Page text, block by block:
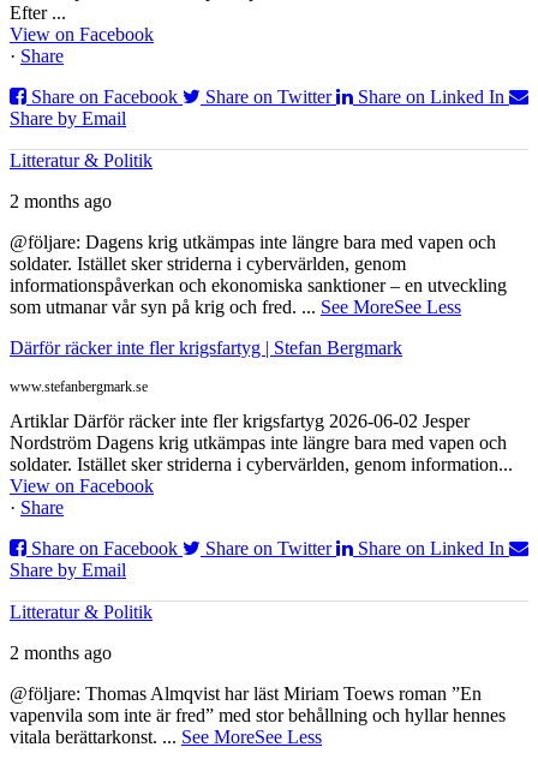
Efter ...
View on Facebook
· Share
Share on Facebook
Share on Twitter
Share on Linked In
Share by Email
Litteratur & Politik
2 months ago
@följare: Dagens krig utkämpas inte längre bara med vapen och
soldater. Istället sker striderna i cybervärlden, genom
informationspåverkan och ekonomiska sanktioner – en utveckling
som utmanar vår syn på krig och fred. ... See MoreSee Less
Därför räcker inte fler krigsfartyg | Stefan Bergmark
www.stefanbergmark.se
Artiklar Därför räcker inte fler krigsfartyg 2026-06-02 Jesper
Nordström Dagens krig utkämpas inte längre bara med vapen och
soldater. Istället sker striderna i cybervärlden, genom information...
View on Facebook
· Share
Share on Facebook
Share on Twitter
Share on Linked In
Share by Email
Litteratur & Politik
2 months ago
@följare: Thomas Almqvist har läst Miriam Toews roman ”En
vapenvila som inte är fred” med stor behållning och hyllar hennes
vitala berättarkonst. ... See MoreSee Less